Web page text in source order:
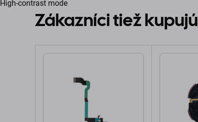
High-contrast mode
Zákazníci tiež kupujú